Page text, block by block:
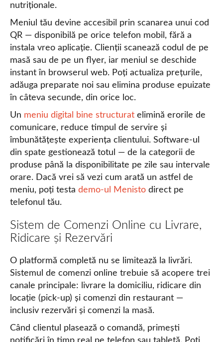
nutriționale.
Meniul tău devine accesibil prin scanarea unui cod
QR — disponibilă pe orice telefon mobil, fără a
instala vreo aplicație. Clienții scanează codul de pe
masă sau de pe un flyer, iar meniul se deschide
instant în browserul web. Poți actualiza prețurile,
adăuga preparate noi sau elimina produse epuizate
în câteva secunde, din orice loc.
Un meniu digital bine structurat elimină erorile de
comunicare, reduce timpul de servire și
îmbunătățește experiența clientului. Software-ul
din spate gestionează totul — de la categorii de
produse până la disponibilitate pe zile sau intervale
orare. Dacă vrei să vezi cum arată un astfel de
meniu, poți testa demo-ul Menisto direct pe
telefonul tău.
Sistem de Comenzi Online cu Livrare,
Ridicare și Rezervări
O platformă completă nu se limitează la livrări.
Sistemul de comenzi online trebuie să acopere trei
canale principale: livrare la domiciliu, ridicare din
locație (pick-up) și comenzi din restaurant —
inclusiv rezervări și comenzi la masă.
Când clientul plasează o comandă, primești